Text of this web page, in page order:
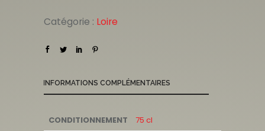
Catégorie : Loire
INFORMATIONS COMPLÉMENTAIRES
CONDITIONNEMENT
75 cl